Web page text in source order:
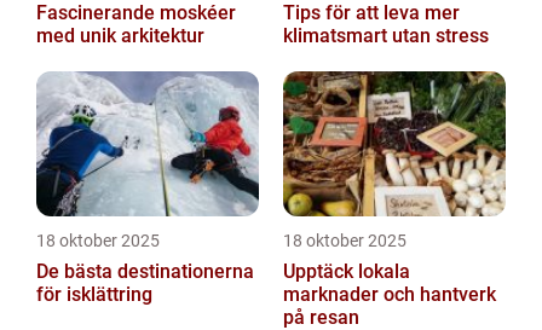
Fascinerande moskéer
med unik arkitektur
Tips för att leva mer
klimatsmart utan stress
18 oktober 2025
De bästa destinationerna
för isklättring
18 oktober 2025
Upptäck lokala
marknader och hantverk
på resan